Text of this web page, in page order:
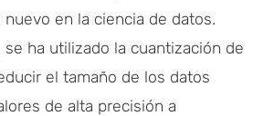
en la ciencia de datos.
ha utilizado la cuantización de
el tamaño de los datos
de alta precisión a